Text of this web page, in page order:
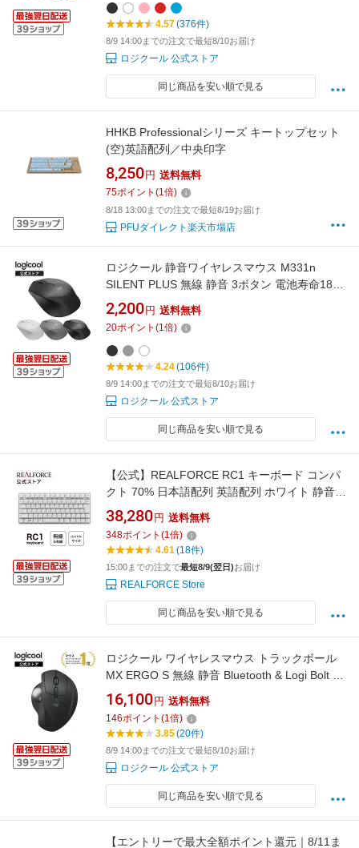
4.57(376件)
8/9 14:00までの注文で最短8/10お届け
ロジクール 公式ストア
同じ商品を安い順で見る
HHKB Professionalシリーズ キートップセット
(空)英語配列／中央印字
8,250 円 送料無料
75ポイント (1倍)
8/18 13:00までの注文で最短8/19お届け
PFUダイレクト楽天市場店
ロジクール 静音ワイヤレスマウス M331n
SILENT PLUS 無線 静音 3ボタン 電池寿命18ヶ
月 windows mac chrome M331nBK M331nWH
M331nGR M331nGP-SE 国内正規品
2,200 円 送料無料
20ポイント (1倍)
4.24(106件)
8/9 14:00までの注文で最短8/10お届け
ロジクール 公式ストア
同じ商品を安い順で見る
【公式】REALFORCE RC1 キーボード コンパ
クト 70% 日本語配列 英語配列 ホワイト 静音
Bluetooth 有線 リチウムバッテリー リアルフォ
ース 東プレ
38,280 円 送料無料
348ポイント (1倍)
4.61(18件)
15:00までの注文で最短8/9(翌日)お届け
REALFORCE Store
同じ商品を安い順で見る
ロジクール ワイヤレスマウス トラックボール
MX ERGO S 無線 静音 Bluetooth & Logi Bolt 8
ボタン USB-C 急速充電 windows mac iPad OS
対応 MXTB2 国内正規品 2年間無償保証
16,100 円 送料無料
146ポイント (1倍)
3.85(20件)
8/9 14:00までの注文で最短8/10お届け
ロジクール 公式ストア
同じ商品を安い順で見る
【エントリーで最大全額ポイント還元｜8/11ま